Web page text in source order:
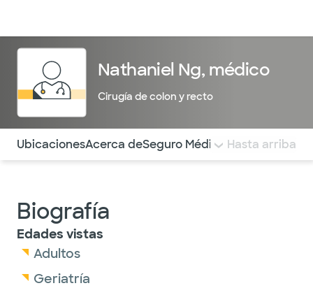
Nathaniel Ng, médico
Cirugía de colon y recto
Utilice esta navegación para saltar rápidamente a
UbicacionesAcerca deSeguro Médico COMENTARIOS
Hasta arriba
Biografía
Edades vistas
Adultos
Geriatría